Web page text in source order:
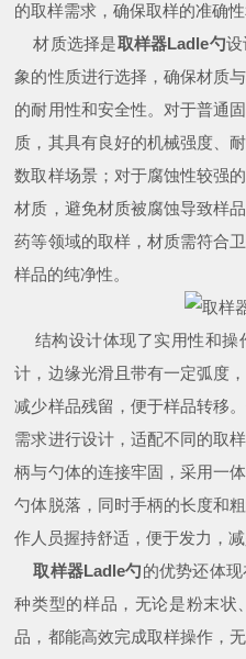
的取样需求，确保取样的准确性
材质选择是取样器Ladle勺
象的性质进行选择，确保材质
的耐用性和安全性。对于普通
质，其具有良好的机械强度、
数取样场景；对于腐蚀性较强
材质，避免材质被腐蚀导致样
药等领域的取样，材质需符合
样品的纯净性。
结构设计体现了实用性和操
计，边缘光滑且带有一定弧度
减少样品残留，便于样品转移
需求进行设计，适配不同的取
柄与勺体的连接牢固，采用一
勺体脱落，同时手柄的长度和
作人员握持舒适，便于发力，
取样器Ladle勺的优势还体
种类型的样品，无论是粉末状
品，都能高效完成取样操作，